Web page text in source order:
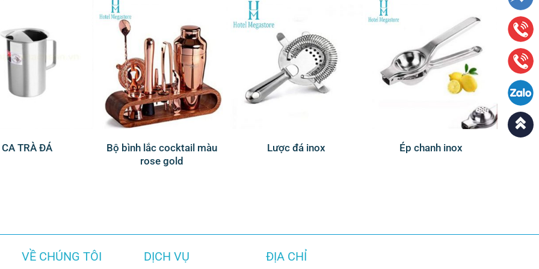
CA TRÀ ĐÁ
Bộ bình lắc cocktail màu
rose gold
Lược đá inox Ép chanh inox
VỀ CHÚNG TÔI DỊCH VỤ ĐỊA CHỈ